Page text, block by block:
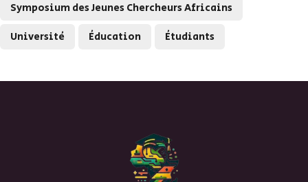
Symposium des Jeunes Chercheurs Africains
Université
Éducation Étudiants